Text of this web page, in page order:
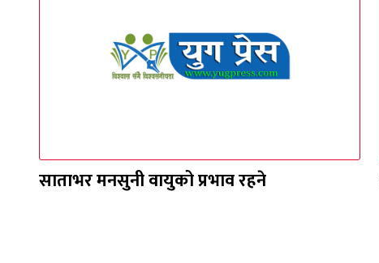
साताभर मनसुनी वायुको प्रभाव रहने